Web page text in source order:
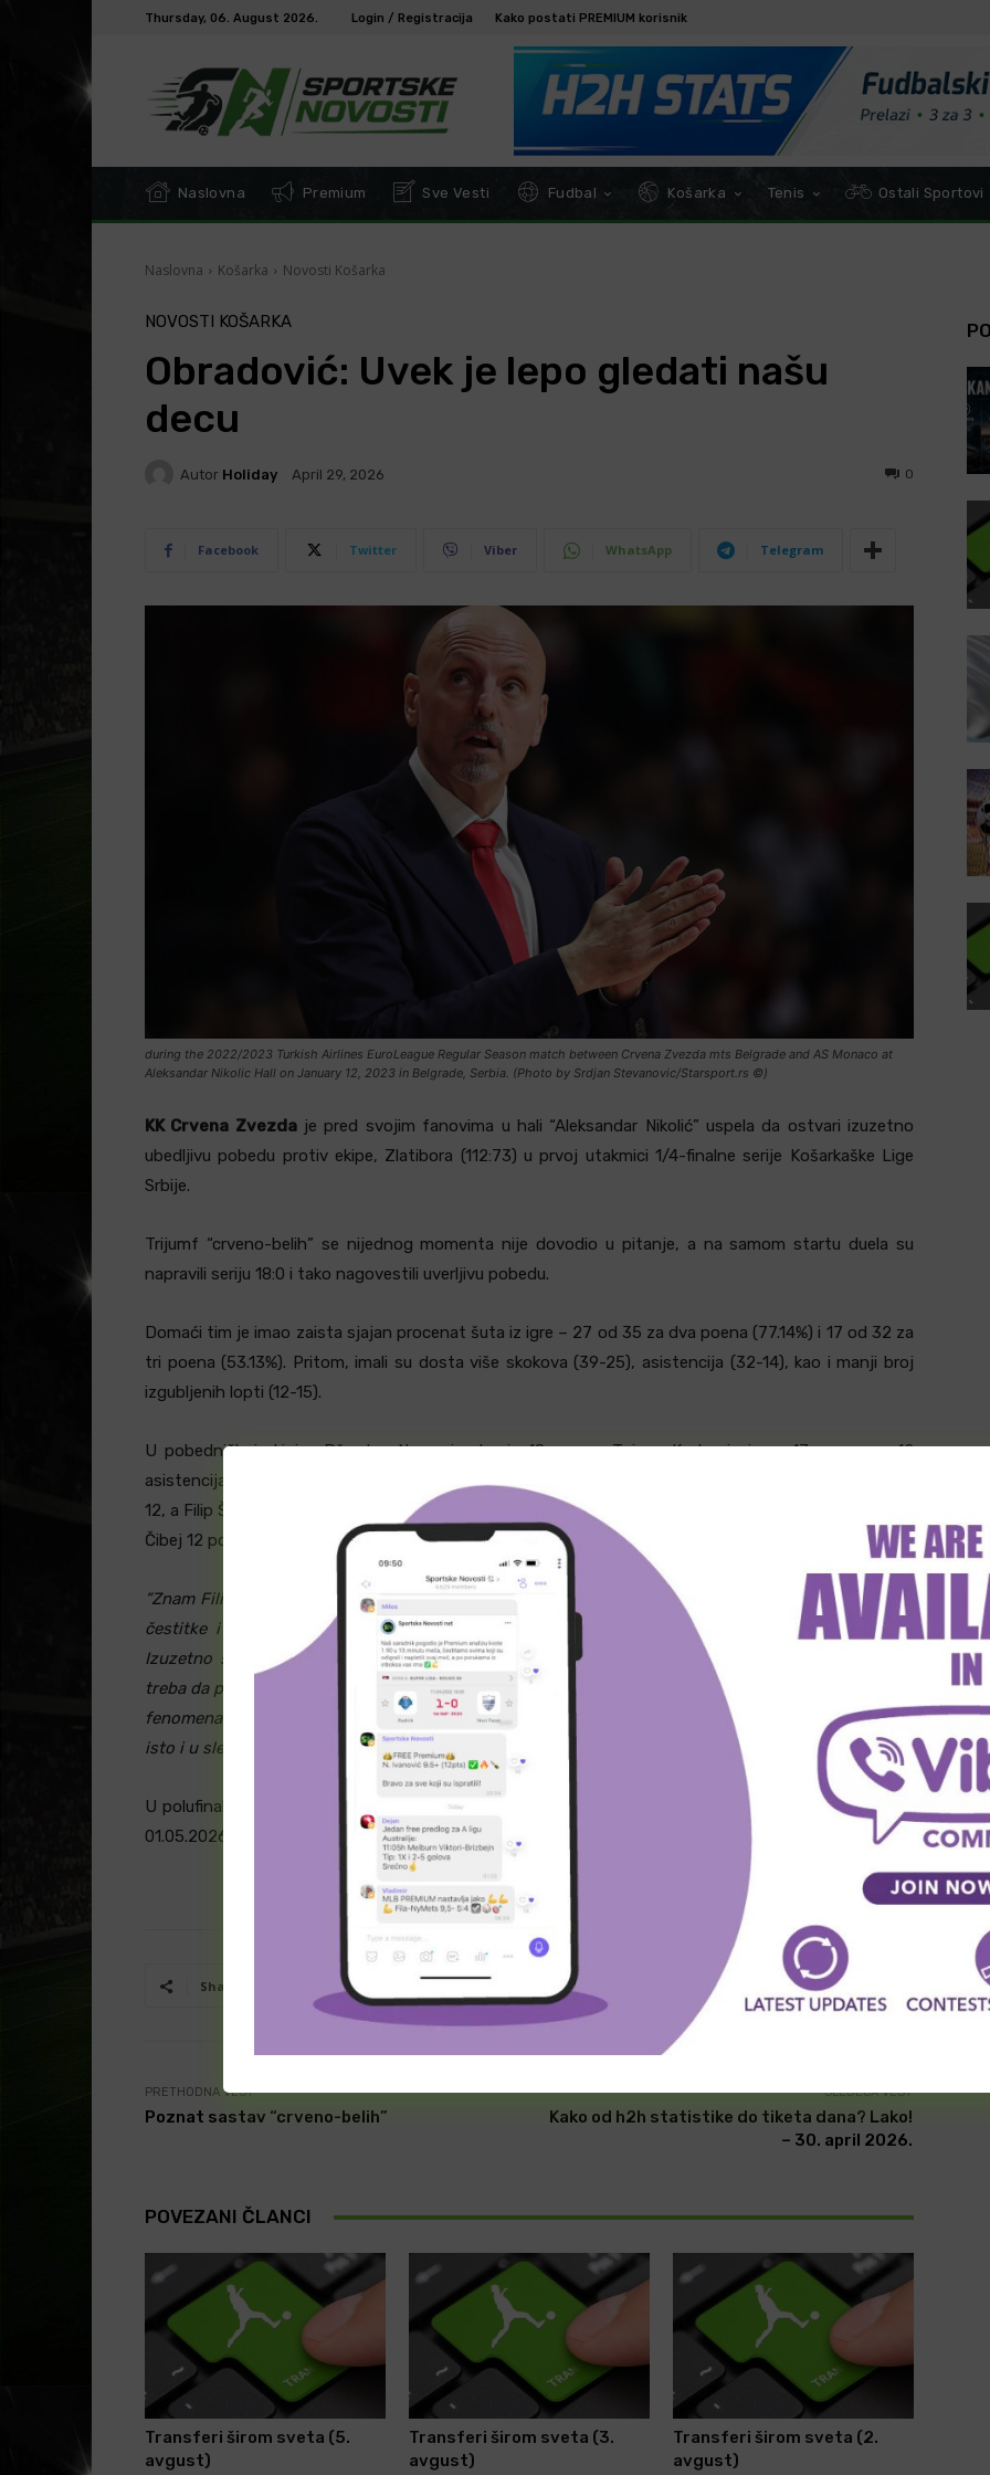
Thursday, 06. August 2026. Login / Registracija Kako postati PREMIUM korisnik
Naslovna Premium Sve Vesti Fudbal Košarka Tenis Ostali Sportovi
Naslovna Košarka Novosti Košarka
NOVOSTI KOŠARKA
Obradović: Uvek je lepo gledati našu
decu
Autor Holiday April 29, 2026 0
Facebook Twitter Viber WhatsApp Telegram
during the 2022/2023 Turkish Airlines EuroLeague Regular Season match between Crvena Zvezda mts Belgrade and AS Monaco at
Aleksandar Nikolic Hall on January 12, 2023 in Belgrade, Serbia. (Photo by Srdjan Stevanovic/Starsport.rs ©)
KK Crvena Zvezdaje pred svojim fanovima u hali “Aleksandar Nikolić” uspela da ostvari izuzetno
ubedljivu pobedu protiv ekipe, Zlatibora (112:73) u prvoj utakmici 1/4-finalne serije Košarkaške Lige
Srbije.
Trijumf “crveno-belih” se nijednog momenta nije dovodio u pitanje, a na samom startu duela su
napravili seriju 18:0 i tako nagovestili uverljivu pobedu.
Domaći tim je imao zaista sjajan procenat šuta iz igre – 27 od 35 za dva poena (77.14%) i 17 od 32 za
tri poena (53.13%). Pritom, imali su dosta više skokova (39-25), asistencija (32-14), kao i manji broj
izgubljenih lopti (12-15).
U pobedničkoj ekipi – Džordan Nvora je ubacio 18 poena, Tajson Karter je imao 17 poena uz 12
asistencija, Ognjen Dobrić i Nikola Đurišić (njegov debi u novom klubu) su dodali po 13, Ebuka Izundu
12, a Filip Škobalj 11 poena. U sastavu gostiju – Lazar Joksimović i Stefan Savić su imali po 14, a Matej
Čibej 12 poena.
“Znam Filipa kad je bio dete, jer je otac radio sa mnom u Ukrajini. Drago mi je zbog njega, iskrene
čestitke i njemu i Savi Đuriću, uvek je lepo gledati našu decu, da budu model za budućnost.
Izuzetno sam srećan što je i Đurišić debitovao, očigledno je veliko pojačanje, oko koga Zvezda
treba da pravi ekipu. Jako verujem u momka koji je pokazao raskošni talenat, igra u oba smera, telo
fenomenalno, stvarno imam velika očekivanja, razlika u klasi, svi igrači koji su igrali, očekujem to
isto i u sledećoj utakmici”,
rekao je trener tima –
U polufinale KLS-a prolazi tim koji će prvi ostvariti dve pobede, a druga utakmica na programu je već
01.05.2026. godine u Čajetini.
Share Facebook Twitter WhatsApp
PRETHODNA VEST
Poznat sastav “crveno-belih”
SLEDEĆA VEST
Kako od h2h statistike do tiketa dana? Lako!
– 30. april 2026.
POVEZANI ČLANCI
Transferi širom sveta (5.
avgust)
Transferi širom sveta (3.
avgust)
Transferi širom sveta (2.
avgust)